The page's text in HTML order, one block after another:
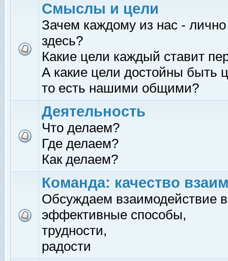
Смыслы и цели
Зачем каждому из нас -
здесь?
Какие цели каждый ставит
А какие цели достойны быть
то есть нашими общими?
Деятельность
Что делаем?
Где делаем?
Как делаем?
Команда: качество
Обсуждаем взаимодействие
эффективные способы,
трудности,
радости